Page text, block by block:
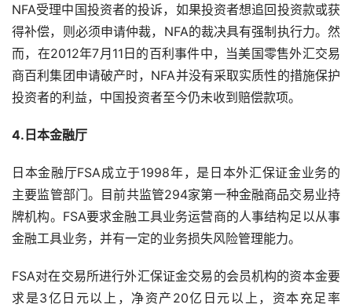
NFA受理中国投资者的投诉，如果投资者想追回投资款或获
得补偿，则必须申请仲裁，NFA的裁决具有强制执行力。然
而，在2012年7月11日的百利事件中，当美国零售外汇交易
商百利集团申请破产时，NFA并没有采取实质性的措施保护
投资者的利益，中国投资者至今仍未收到赔偿款项。
4.日本金融厅
日本金融厅FSA成立于1998年，是日本外汇保证金业务的
主要监管部门。目前共监管294家第一种金融商品交易业持
牌机构。FSA要求金融工具业务运营商的人事结构足以从事
金融工具业务，并有一定的业务损失风险管理能力。
FSA对在交易所进行外汇保证金交易的会员机构的资本金要
求是3亿日元以上，净资产20亿日元以上，资本充足率